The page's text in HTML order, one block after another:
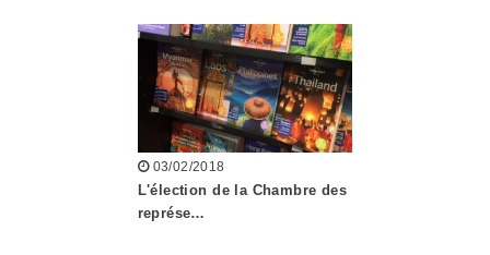
03/02/2018
L'élection de la Chambre des
représe…